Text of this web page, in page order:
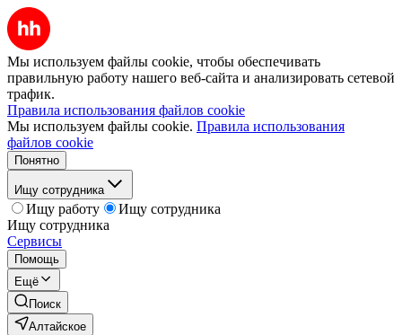
Мы используем файлы cookie, чтобы обеспечивать
правильную работу нашего веб-сайта и анализировать сетевой
трафик.
Правила использования файлов cookie
Мы используем файлы cookie. Правила использования
файлов cookie
Понятно
Ищу сотрудника
Ищу работу
Ищу сотрудника
Ищу сотрудника
Сервисы
Помощь
Ещё
Поиск
Алтайское